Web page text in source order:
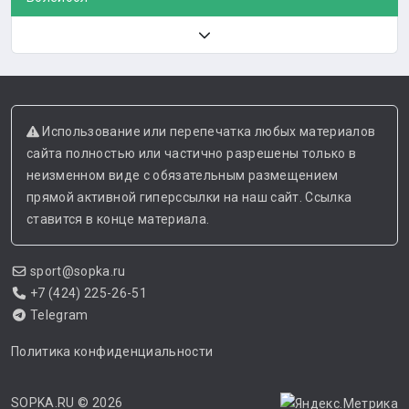
Использование или перепечатка любых материалов
сайта полностью или частично разрешены только в
неизменном виде с обязательным размещением
прямой активной гиперссылки на наш сайт. Ссылка
ставится в конце материала.
sport@sopka.ru
+7 (424) 225-26-51
Telegram
Политика конфиденциальности
SOPKA.RU © 2026